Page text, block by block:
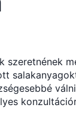
szeretnének